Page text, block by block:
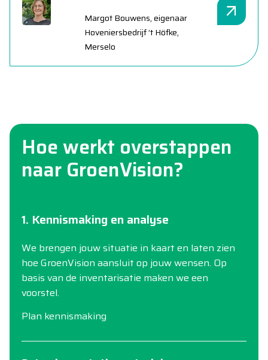
Margot Bouwens, eigenaar
Hoveniersbedrijf ’t Höfke,
Merselo
Hoe werkt overstappen
naar GroenVision?
1. Kennismaking en analyse
We brengen jouw situatie in kaart en laten zien
hoe GroenVision aansluit op jouw wensen. Op
basis van de inventarisatie maken we een
voorstel.
Plan kennismaking